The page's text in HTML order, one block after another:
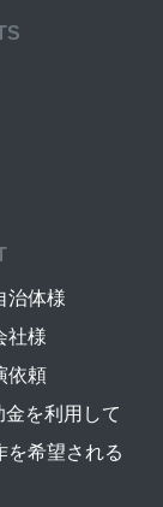
治体様
社様
依頼
金を利用して
を希望される